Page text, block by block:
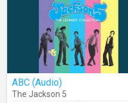
ABC (Audio)
The Jackson 5